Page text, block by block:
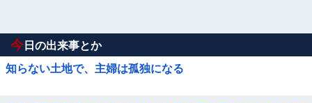
今 日の出来事とか
知らない土地で、主婦は孤独になる